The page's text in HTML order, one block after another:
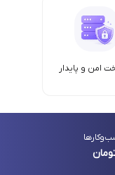
امن‌ و پایدار